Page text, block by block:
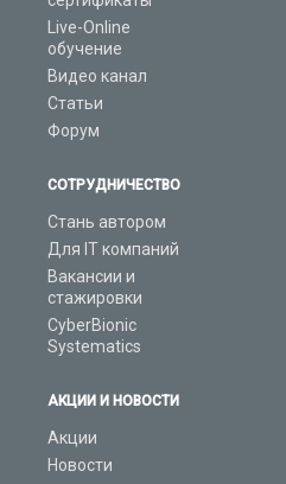
Live-Online
обучение
Видео канал
Статьи
Форум
СОТРУДНИЧЕСТВО
Стань автором
Для IT компаний
Вакансии и
стажировки
CyberBionic
Systematics
АКЦИИ И НОВОСТИ
Акции
Новости